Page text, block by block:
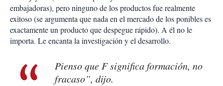
embajadoras), pero ninguno de los productos fue realmente
exitoso (se argumenta que nada en el mercado de los ponibles es
exactamente un producto que despegue rápido). A él no le
importa. Le encanta la investigación y el desarrollo.
Pienso que F significa formación, no
fracaso”, dijo.